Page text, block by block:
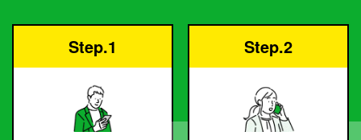
Step.1 Step.2